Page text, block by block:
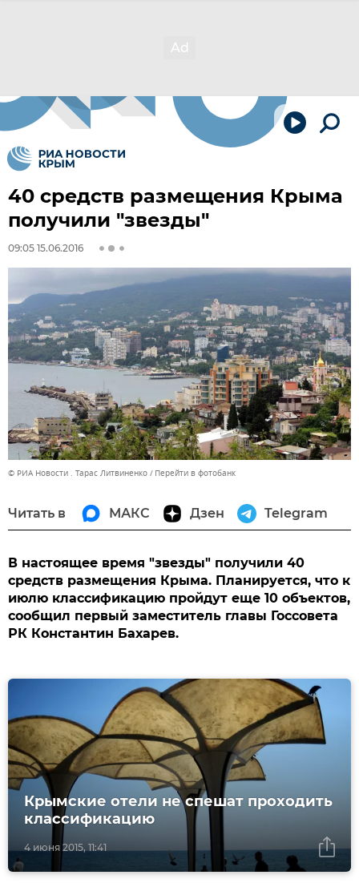
40 средств размещения Крыма
получили "звезды"
09:05 15.06.2016
© РИА Новости . Тарас Литвиненко Перейти в фотобанк
Читать в МАКС Дзен Telegram
В настоящее время "звезды" получили 40
средств размещения Крыма. Планируется, что к
июлю классификацию пройдут еще 10 объектов,
сообщил первый заместитель главы Госсовета
РК Константин Бахарев.
4 июня 2015, 11:41
Крымские отели не спешат проходить
классификацию